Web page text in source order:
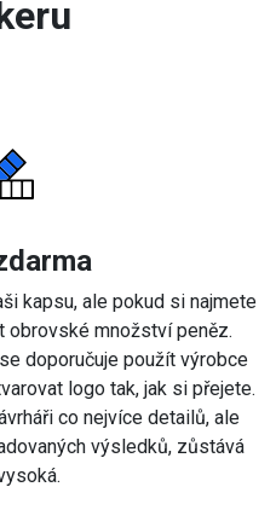
kapsu, ale pokud si najmete
obrovské množství peněz.
doporučuje použít výrobce
logo tak, jak si přejete.
co nejvíce detailů, ale
výsledků, zůstává